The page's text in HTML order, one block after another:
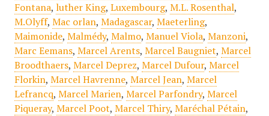
Fontana, luther King, Luxembourg, M.L. Rosenthal,
M.Olyff, Mac orlan, Madagascar, Maeterling,
Maimonide, Malmédy, Malmo, Manuel Viola, Manzoni,
Marc Eemans, Marcel Arents, Marcel Baugniet, Marcel
Broodthaers, Marcel Deprez, Marcel Dufour, Marcel
Florkin, Marcel Havrenne, Marcel Jean, Marcel
Lefrancq, Marcel Marien, Marcel Parfondry, Marcel
Piqueray, Marcel Poot, Marcel Thiry, Maréchal Pétain,